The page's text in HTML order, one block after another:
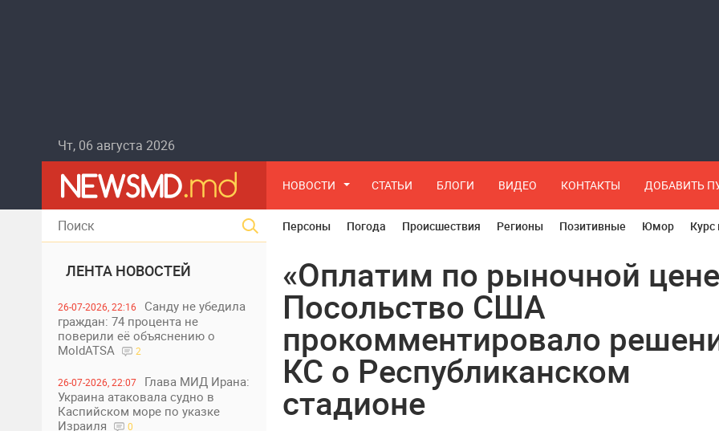
Чт, 06 августа 2026
НОВОСТИ СТАТЬИ БЛОГИ ВИДЕО КОНТАКТЫ ДОБАВИТЬ
ЛЕНТА НОВОСТЕЙ
26-07-2026, 22:16
Санду не убедила
граждан: 74 процента не
поверили её объяснению о
MoldATSA
2
26-07-2026, 22:07
Глава МИД Ирана:
Украина атаковала судно в
Каспийском море по указке
Израиля
0
Персоны Погода Происшествия Регионы Позитивные Юмор
«Оплатим по рыночной
Посольство США
прокомментировало
КС о Республиканском
стадионе